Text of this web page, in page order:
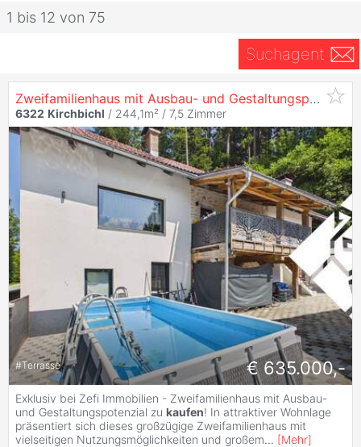
1 bis 12 von 75
Suchagent
Zweifamilienhaus mit Ausbau- und Gestaltungspotenzial zu
6322 Kirchbichl / 244,1m² / 7,5 Zimmer
#Terrasse € 635.000,-
Exklusiv bei Zefi Immobilien - Zweifamilienhaus mit Ausbau-
und Gestaltungspotenzial zu kaufen! In attraktiver Wohnlage
präsentiert sich dieses großzügige Zweifamilienhaus mit
vielseitigen Nutzungsmöglichkeiten und großem... [Mehr]